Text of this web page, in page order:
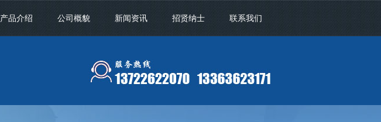
产品介绍 公司概貌 新闻资讯 招贤纳士 联系我们